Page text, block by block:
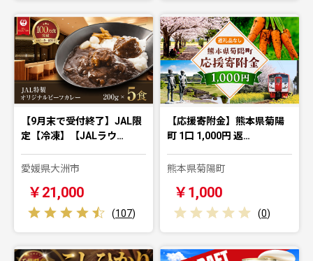
【9月末で受付終了】JAL限
定【冷凍】【JALラウ…
愛媛県大洲市
￥21,000
(107)
【応援寄附金】熊本県菊陽
町 1口 1,000円 返…
熊本県菊陽町
￥1,000
(0)